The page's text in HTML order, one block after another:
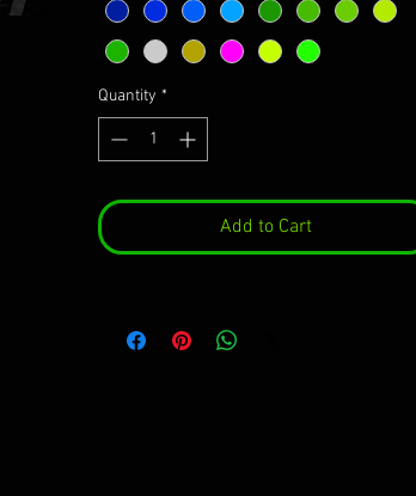
Quantity *
Add to Cart